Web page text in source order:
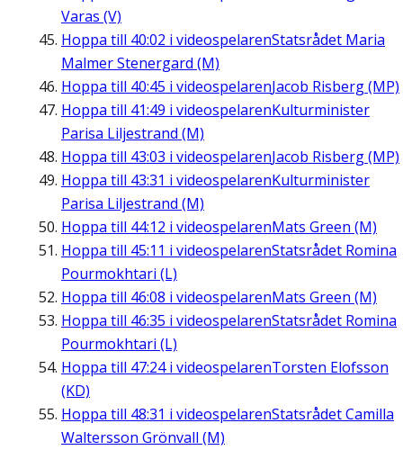
Varas (V)
Hoppa till 40:02 i videospelarenStatsrådet Maria
Malmer Stenergard (M)
Hoppa till 40:45 i videospelarenJacob Risberg (MP)
Hoppa till 41:49 i videospelarenKulturminister
Parisa Liljestrand (M)
Hoppa till 43:03 i videospelarenJacob Risberg (MP)
Hoppa till 43:31 i videospelarenKulturminister
Parisa Liljestrand (M)
Hoppa till 44:12 i videospelarenMats Green (M)
Hoppa till 45:11 i videospelarenStatsrådet Romina
Pourmokhtari (L)
Hoppa till 46:08 i videospelarenMats Green (M)
Hoppa till 46:35 i videospelarenStatsrådet Romina
Pourmokhtari (L)
Hoppa till 47:24i videospelarenTorsten Elofsson
(KD)
Hoppa till 48:31 i videospelarenStatsrådet Camilla
Waltersson Grönvall (M)